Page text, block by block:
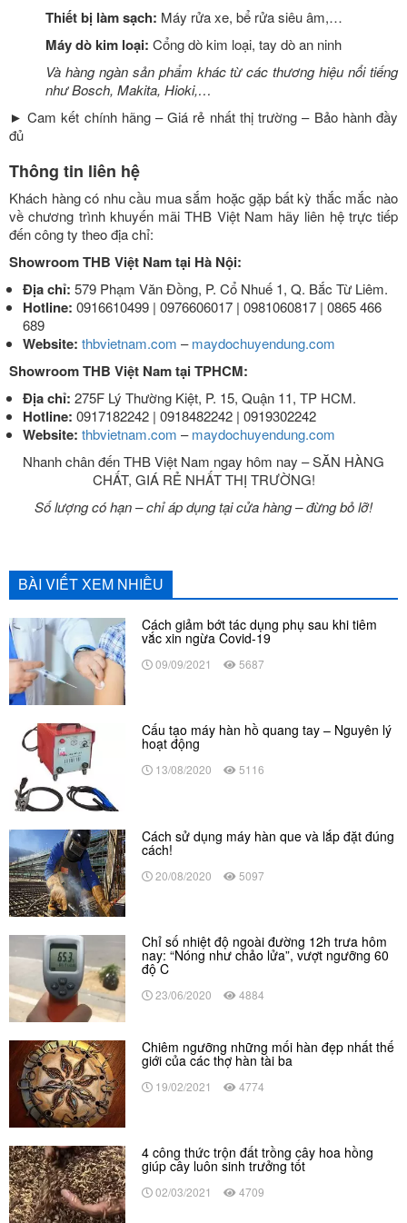
Thiết bị làm sạch: Máy rửa xe, bể rửa siêu âm,…
Máy dò kim loại: Cổng dò kim loại, tay dò an ninh
Và hàng ngàn sản phẩm khác từ các thương hiệu nổi tiếng
như Bosch, Makita, Hioki,…
► Cam kết chính hãng – Giá rẻ nhất thị trường – Bảo hành đầy
đủ
Thông tin liên hệ
Khách hàng có nhu cầu mua sắm hoặc gặp bất kỳ thắc mắc nào
về chương trình khuyến mãi THB Việt Nam hãy liên hệ trực tiếp
đến công ty theo địa chỉ:
Showroom THB Việt Nam tại Hà Nội:
Địa chỉ: 579 Phạm Văn Đồng, P. Cổ Nhuế 1, Q. Bắc Từ Liêm.
Hotline: 0916610499 | 0976606017 | 0981060817 | 0865 466
689
Website: thbvietnam.com –maydochuyendung.com
Showroom THB Việt Nam tại TPHCM:
Địa chỉ: 275F Lý Thường Kiệt, P. 15, Quận 11, TP HCM.
Hotline: 0917182242 | 0918482242 | 0919302242
Website: thbvietnam.com –maydochuyendung.com
Nhanh chân đến THB Việt Nam ngay hôm nay – SĂN HÀNG
CHẤT, GIÁ RẺ NHẤT THỊ TRƯỜNG!
Số lượng có hạn – chỉ áp dụng tại cửa hàng – đừng bỏ lỡ!
BÀI VIẾT XEM NHIỀU
Cách giảm bớt tác dụng phụ sau khi tiêm
vắc xin ngừa Covid-19
09/09/2021 5687
Cấu tạo máy hàn hồ quang tay – Nguyên lý
hoạt động
13/08/2020 5116
Cách sử dụng máy hàn que và lắp đặt đúng
cách!
20/08/2020 5097
Chỉ số nhiệt độ ngoài đường 12h trưa hôm
nay: “Nóng như chảo lửa”, vượt ngưỡng 60
độ C
23/06/2020 4884
Chiêm ngưỡng những mối hàn đẹp nhất thế
giới của các thợ hàn tài ba
19/02/2021 4774
4 công thức trộn đất trồng cây hoa hồng
giúp cây luôn sinh trưởng tốt
02/03/2021 4709